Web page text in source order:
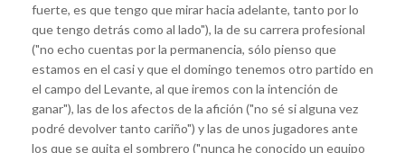
fuerte, es que tengo que mirar hacia adelante, tanto por lo
que tengo detrás como al lado"), la de su carrera profesional
("no echo cuentas por la permanencia, sólo pienso que
estamos en el casi y que el domingo tenemos otro partido en
el campo del Levante, al que iremos con la intención de
ganar"), las de los afectos de la afición ("no sé si alguna vez
podré devolver tanto cariño") y las de unos jugadores ante
los que se quita el sombrero ("nunca he conocido un equipo